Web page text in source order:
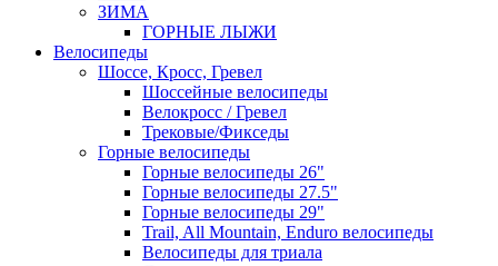
ЗИМА
ГОРНЫЕ ЛЫЖИ
Велосипеды
Шоссе, Кросс, Гревел
Шоссейные велосипеды
Велокросс / Гревел
Трековые/Фикседы
Горные велосипеды
Горные велосипеды 26"
Горные велосипеды 27.5"
Горные велосипеды 29"
Trail, All Mountain, Enduro велосипеды
Велосипеды для триала